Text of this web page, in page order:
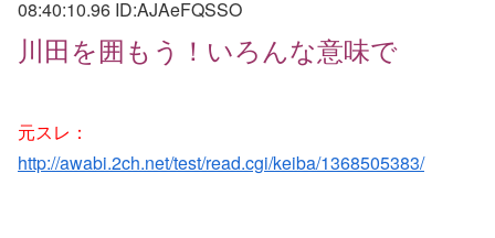
08:40:10.96 ID:AJAeFQSSO
川田を囲もう！いろんな意味で
元スレ：
http://awabi.2ch.net/test/read.cgi/keiba/1368505383/